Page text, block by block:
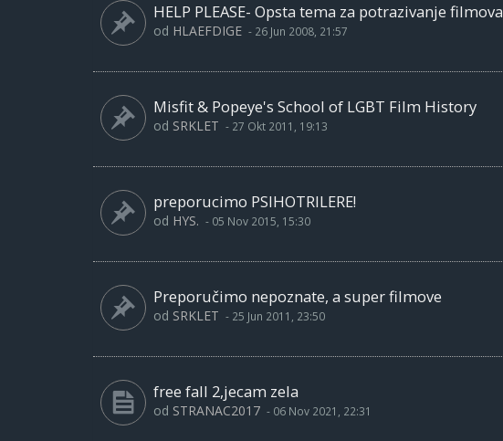
HELP PLEASE- Opsta tema za potrazivanje filmova
od HLAEFDIGE - 26 Jun 2008, 21:57
Misfit & Popeye's School of LGBT Film History
od SRKLET - 27 Okt 2011, 19:13
preporucimo PSIHOTRILERE!
od HYS. - 05 Nov 2015, 15:30
Preporučimo nepoznate, a super filmove
od SRKLET - 25 Jun 2011, 23:50
free fall 2,jecam zela
od STRANAC2017 - 06 Nov 2021, 22:31